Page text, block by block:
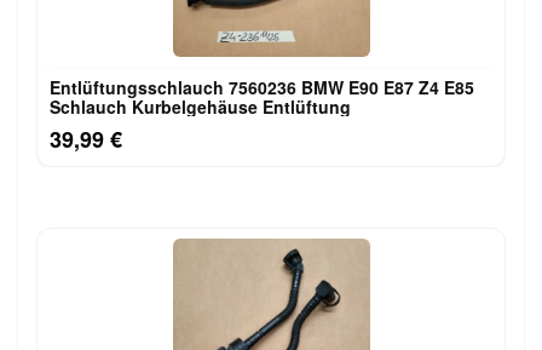
Entlüftungsschlauch 7560236 BMW E90 E87 Z4 E85
Schlauch Kurbelgehäuse Entlüftung
39,99 €